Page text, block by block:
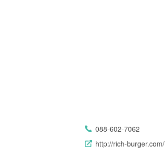
088-602-7062
http://rich-burger.com/